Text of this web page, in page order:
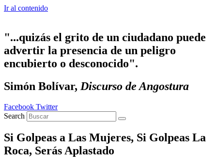
Ir al contenido
"...quizás el grito de un ciudadano puede
advertir la presencia de un peligro
encubierto o desconocido".
Simón Bolívar, Discurso de Angostura
Facebook Twitter
Search
Si Golpeas a Las Mujeres, Si Golpeas La
Roca, Serás Aplastado